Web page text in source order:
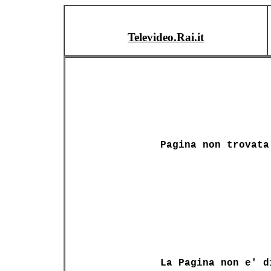
Televideo.Rai.it
Pagina non trovata
La Pagina non e'